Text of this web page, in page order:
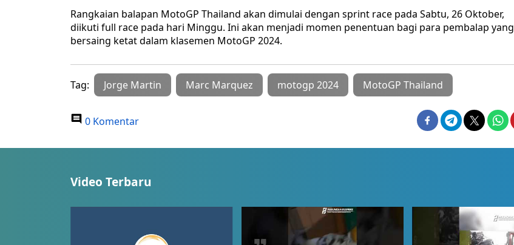
Rangkaian balapan MotoGP Thailand akan dimulai dengan sprint race pada Sabtu, 26 Oktober,
diikuti full race pada hari Minggu. Ini akan menjadi momen penentuan bagi para pembalap yang
bersaing ketat dalam klasemen MotoGP 2024.
Tag: Jorge Martin Marc Marquez motogp 2024 MotoGP Thailand
0 Komentar
Video Terbaru